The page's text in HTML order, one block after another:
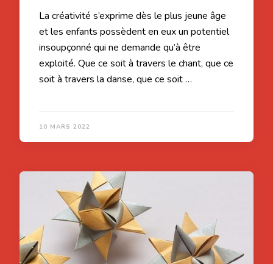
La créativité s’exprime dès le plus jeune âge
et les enfants possèdent en eux un potentiel
insoupçonné qui ne demande qu’à être
exploité. Que ce soit à travers le chant, que ce
soit à travers la danse, que ce soit …
10 MARS 2022